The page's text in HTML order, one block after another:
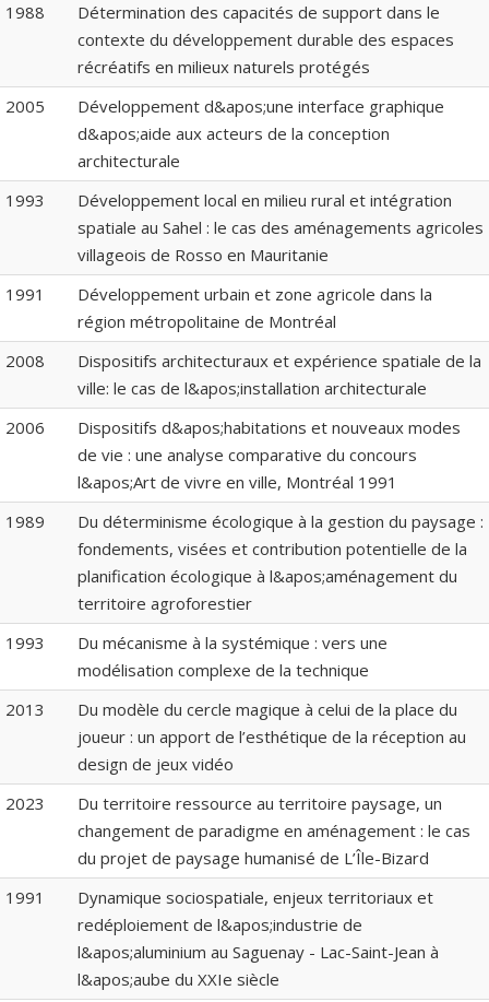
1988
Détermination des capacités de support dans le
contexte du développement durable des espaces
récréatifs en milieux naturels protégés
2005
Développement d&apos;une interface graphique
d&apos;aide aux acteurs de la conception
architecturale
1993
Développement local en milieu rural et intégration
spatiale au Sahel : le cas des aménagements agricoles
villageois de Rosso en Mauritanie
1991
Développement urbain et zone agricole dans la
région métropolitaine de Montréal
2008
Dispositifs architecturaux et expérience spatiale de la
ville: le cas de l&apos;installation architecturale
2006
Dispositifs d&apos;habitations et nouveaux modes
de vie : une analyse comparative du concours
l&apos;Art de vivre en ville, Montréal 1991
1989
Du déterminisme écologique à la gestion du paysage :
fondements, visées et contribution potentielle de la
planification écologique à l&apos;aménagement du
territoire agroforestier
1993
Du mécanisme à la systémique : vers une
modélisation complexe de la technique
2013
Du modèle du cercle magique à celui de la place du
joueur : un apport de l’esthétique de la réception au
design de jeux vidéo
2023
Du territoire ressource au territoire paysage, un
changement de paradigme en aménagement : le cas
du projet de paysage humanisé de L’Île-Bizard
1991
Dynamique sociospatiale, enjeux territoriaux et
redéploiement de l&apos;industrie de
l&apos;aluminium au Saguenay - Lac-Saint-Jean à
l&apos;aube du XXIe siècle